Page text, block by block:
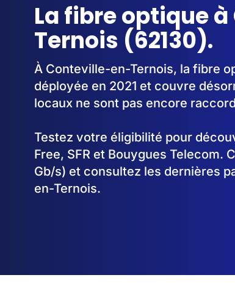
La fibre optique
Ternois (62130).
À Conteville-en-Ternois, la fibre
déployée en 2021 et couvre
locaux ne sont pas encore
Testez votre éligibilité pour
Free, SFR et Bouygues Telecom.
Gb/s) et consultez les dernières
en-Ternois.